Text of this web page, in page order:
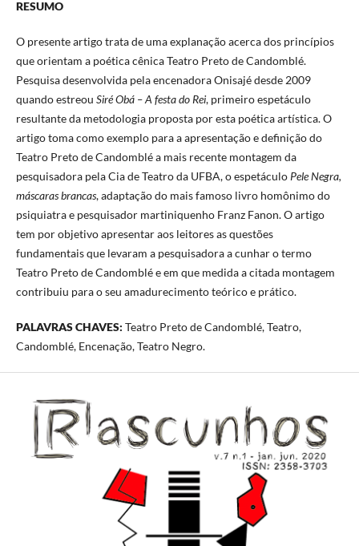
RESUMO
O presente artigo trata de uma explanação acerca dos princípios
que orientam a poética cênica Teatro Preto de Candomblé.
Pesquisa desenvolvida pela encenadora Onisajé desde 2009
quando estreou Siré Obá – A festa do Rei, primeiro espetáculo
resultante da metodologia proposta por esta poética artística. O
artigo toma como exemplo para a apresentação e definição do
Teatro Preto de Candomblé a mais recente montagem da
pesquisadora pela Cia de Teatro da UFBA, o espetáculo Pele Negra,
máscaras brancas, adaptação do mais famoso livro homônimo do
psiquiatra e pesquisador martiniquenho Franz Fanon. O artigo
tem por objetivo apresentar aos leitores as questões
fundamentais que levaram a pesquisadora a cunhar o termo
Teatro Preto de Candomblé e em que medida a citada montagem
contribuiu para o seu amadurecimento teórico e prático.
PALAVRAS CHAVES: Teatro Preto de Candomblé, Teatro,
Candomblé, Encenação, Teatro Negro.